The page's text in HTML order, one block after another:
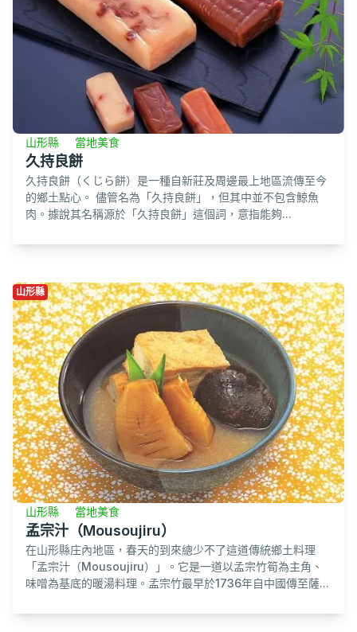
山形縣 當地美食
久持良餅
久持良餅（くじら餅）是一種自新莊及周邊最上地區流傳至今
的鄉土點心。 儘管名為「久持良餅」，但其中並不包含鯨魚
肉。據說其名稱源於「久持良餅」這個詞，意指能夠...
山形縣
山形縣 當地美食
孟宗汁（Mousoujiru）
在山形縣庄內地區，春天的到來總少不了這道傳統鄉土料理
「孟宗汁（Mousoujiru）」。它是一道以孟宗竹筍為主角、
味噌為基底的暖湯料理。孟宗竹最早於1736年自中國傳至薩...